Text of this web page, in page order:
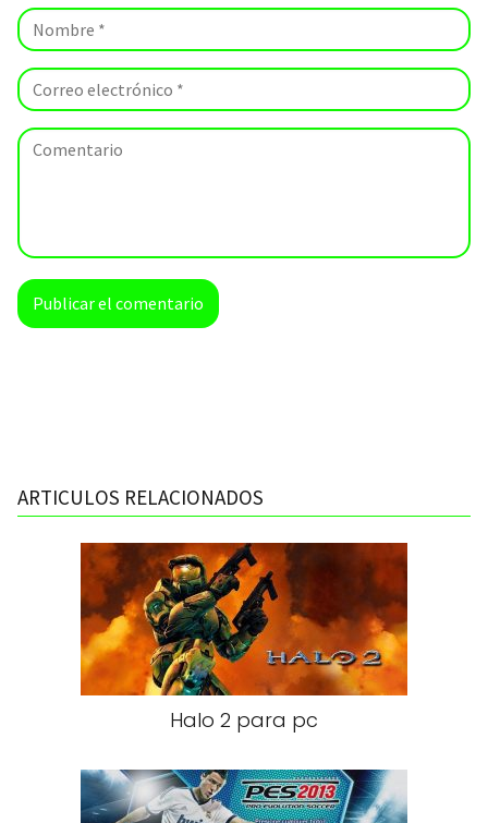
ARTICULOS RELACIONADOS
Halo 2 para pc